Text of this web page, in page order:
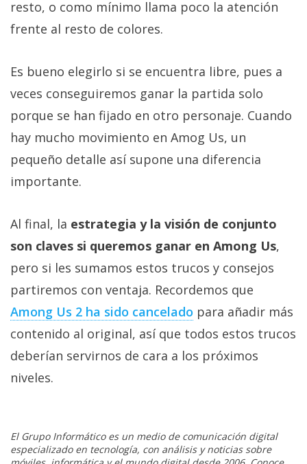
resto, o como mínimo llama poco la atención
frente al resto de colores.
Es bueno elegirlo si se encuentra libre, pues a
veces conseguiremos ganar la partida solo
porque se han fijado en otro personaje. Cuando
hay mucho movimiento en Amog Us, un
pequeño detalle así supone una diferencia
importante.
Al final, la estrategia y la visión de conjunto
son claves si queremos ganar en Among Us,
pero si les sumamos estos trucos y consejos
partiremos con ventaja. Recordemos que
Among Us 2 ha sido cancelado para añadir más
contenido al original, así que todos estos trucos
deberían servirnos de cara a los próximos
niveles.
El Grupo Informático es un medio de comunicación digital
especializado en tecnología, con análisis y noticias sobre